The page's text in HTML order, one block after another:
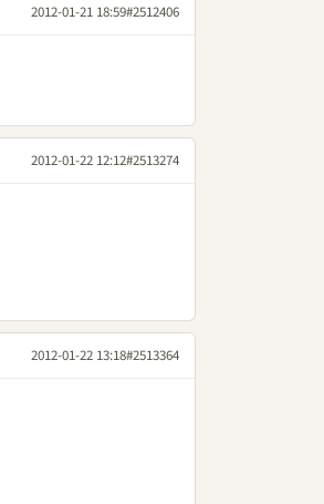
2012-01-21 18:59#2512406
2012-01-22 12:12#2513274
2012-01-22 13:18#2513364